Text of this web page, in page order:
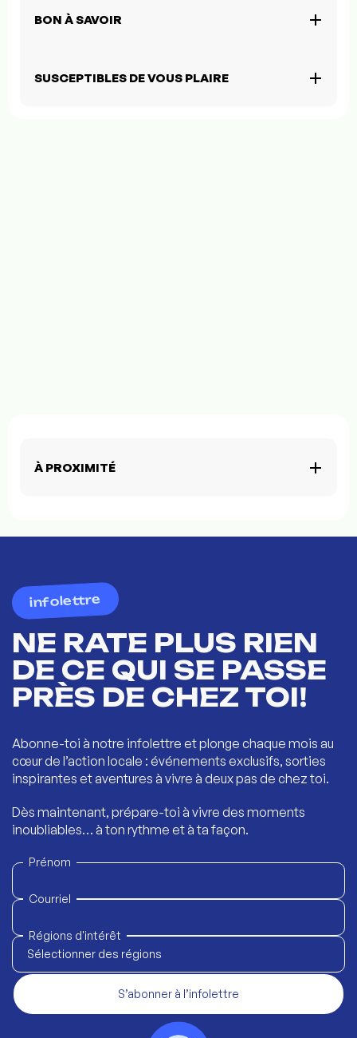
BON À SAVOIR
SUSCEPTIBLES DE VOUS PLAIRE
À PROXIMITÉ
infolettre
NE RATE PLUS RIEN
DE CE QUI SE PASSE
PRÈS DE CHEZ TOI!
Abonne-toi à notre infolettre et plonge chaque mois au
cœur de l’action locale : événements exclusifs, sorties
inspirantes et aventures à vivre à deux pas de chez toi.
Dès maintenant, prépare-toi à vivre des moments
inoubliables… à ton rythme et à ta façon.
Prénom
Courriel
Régions d'intérêt
Sélectionner des régions
S’abonner à l’infolettre